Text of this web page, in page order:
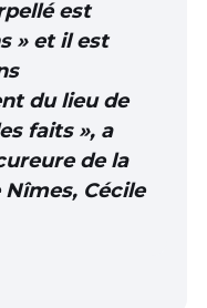
est
» et il est
du lieu de
faits », a
de la
Cécile